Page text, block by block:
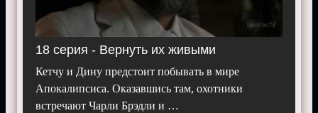
18 серия - Вернуть их живыми
Кетчу и Дину предстоит побывать в мире
Апокалипсиса. Оказавшись там, охотники
встречают Чарли Брэдли и …